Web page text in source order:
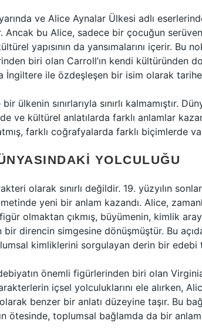
ve Alice Aynalar Ülkesi adlı
Ancak bu Alice, sadece bir çocuğun
yapısının da yansımalarını içerir. Bu
biri olan Carroll’ın kendi kültüründen
İngiltere ile özdeşleşen bir isim olarak
ülkenin sınırlarıyla sınırlı kalmamıştır.
ve kültürel anlatılarda farklı anlamlar
farklı coğrafyalarda farklı biçimlerde
YOLCULUĞU
olarak sınırlı değildir. 19. yüzyılın
yeni bir anlam kazandı. Alice,
olmaktan çıkmış, büyümenin, kimlik
direncin simgesine dönüşmüştür. Bu
kimliklerini sorgulayan derin bir edebi
önemli figürlerinden biri olan
içsel yolculuklarını ele alırken,
benzer bir anlatı düzeyine taşır. Bu
ötesinde, toplumsal bağlamda da bir anlam